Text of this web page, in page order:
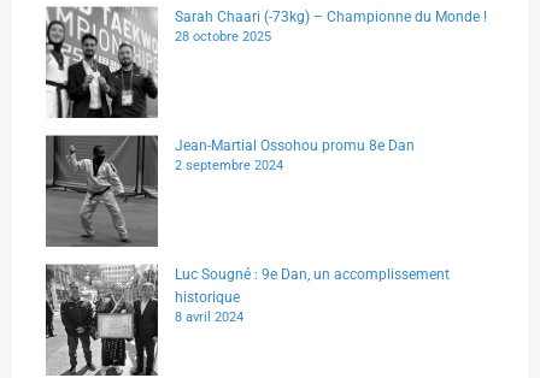
Sarah Chaari (-73kg) – Championne du Monde !
28 octobre 2025
Jean-Martial Ossohou promu 8e Dan
2 septembre 2024
Luc Sougné : 9e Dan, un accomplissement
historique
8 avril 2024